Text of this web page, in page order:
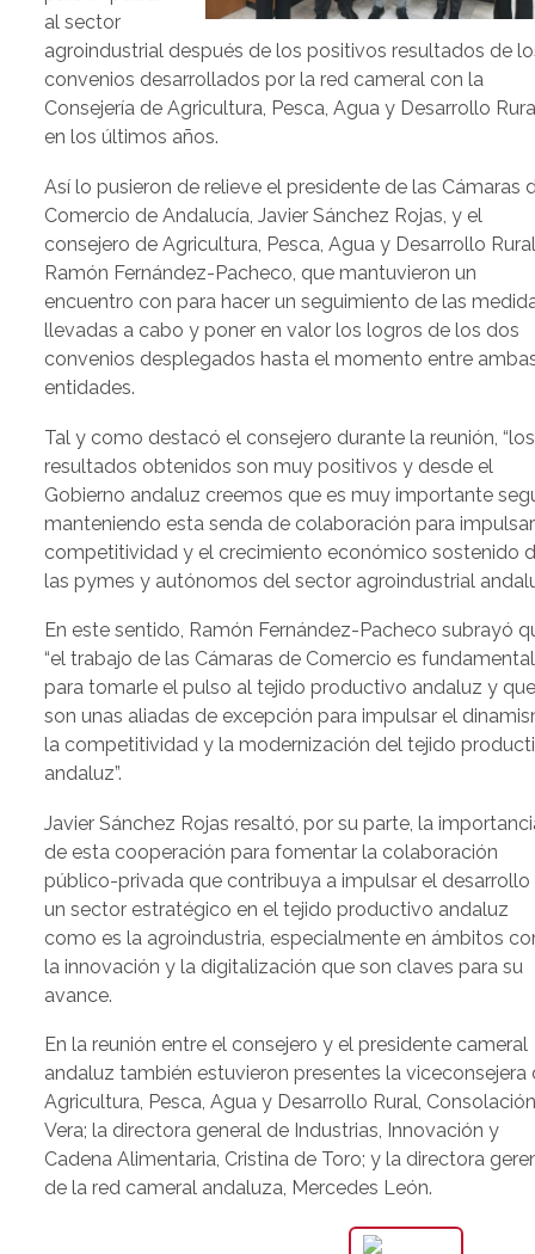
al sector
agroindustrial después de los positivos resultados de
convenios desarrollados por la red cameral con la
Consejería de Agricultura, Pesca, Agua y Desarrollo
en los últimos años.
Así lo pusieron de relieve el presidente de las Cámaras
Comercio de Andalucía, Javier Sánchez Rojas, y el
consejero de Agricultura, Pesca, Agua y Desarrollo
Ramón Fernández-Pacheco, que mantuvieron un
encuentro con para hacer un seguimiento de las
llevadas a cabo y poner en valor los logros de los dos
convenios desplegados hasta el momento entre
entidades.
Tal y como destacó el consejero durante la reunión, “los
resultados obtenidos son muy positivos y desde el
Gobierno andaluz creemos que es muy importante
manteniendo esta senda de colaboración para
competitividad y el crecimiento económico sostenido
las pymes y autónomos del sector agroindustrial
En este sentido, Ramón Fernández-Pacheco subrayó
“el trabajo de las Cámaras de Comercio es fundamental
para tomarle el pulso al tejido productivo andaluz y
son unas aliadas de excepción para impulsar el
la competitividad y la modernización del tejido
andaluz”.
Javier Sánchez Rojas resaltó, por su parte, la
de esta cooperación para fomentar la colaboración
público-privada que contribuya a impulsar el desarrollo
un sector estratégico en el tejido productivo andaluz
como es la agroindustria, especialmente en ámbitos
la innovación y la digitalización que son claves para su
avance.
En la reunión entre el consejero y el presidente cameral
andaluz también estuvieron presentes la viceconsejera
Agricultura, Pesca, Agua y Desarrollo Rural,
Vera; la directora general de Industrias, Innovación y
Cadena Alimentaria, Cristina de Toro; y la directora
de la red cameral andaluza, Mercedes León.